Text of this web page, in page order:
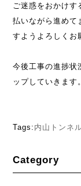
ご迷惑をおかけ
払いながら進めて
すようよろしくお
今後工事の進捗状
ップしていきます。
Tags: 内山トンネ
Category